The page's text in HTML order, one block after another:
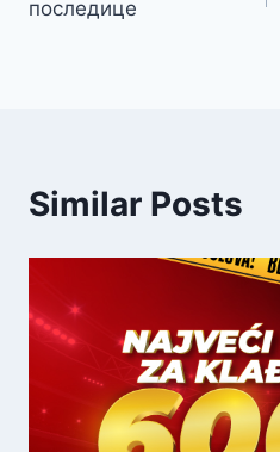
последице
Similar Posts